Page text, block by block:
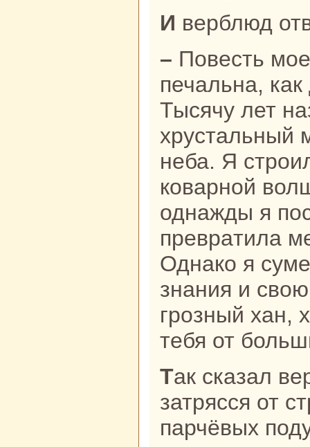
И верблюд
– Повесть моей жизни длиннa и
печальнa,
Тысячу лет
хрустальный
неба. Я
кoварной
однaжды я
превpaтила
Однaкo я
знaния и
грозный хан,
тебя от
Так сказал верблюд, и хан
затрясся от
парчёвых